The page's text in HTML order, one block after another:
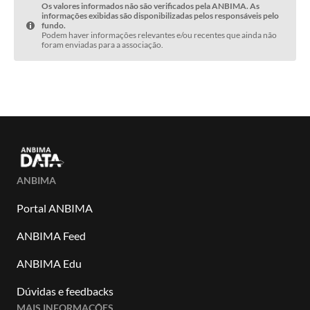
Os valores informados não são verificados pela ANBIMA. As
informações exibidas são disponibilizadas pelos responsáveis pelo
fundo.
Podem haver informações relevantes e/ou recentes que ainda não
foram enviadas para a associação.
ANBIMA
Portal ANBIMA
ANBIMA Feed
ANBIMA Edu
Dúvidas e feedbacks
MAIS INFORMAÇÕES